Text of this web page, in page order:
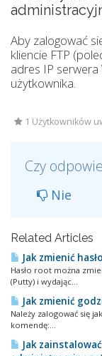
Aby zalogować
kliencie FTP
adres IP
użytkownika.
1 Użytkowników
Czy
Nie
Related Articles
Jak zmienić
Hasło root można
(Putty) i wydając...
Jak zmienić
Należy zalogować się
komendę:...
Jak